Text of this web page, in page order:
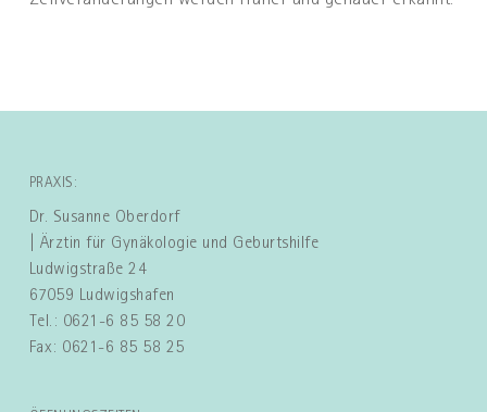
PRAXIS:
Dr. Susanne Oberdorf
| Ärztin für Gynäkologie und Geburtshilfe
Ludwigstraße 24
67059 Ludwigshafen
Tel.: 0621-6 85 58 20
Fax: 0621-6 85 58 25